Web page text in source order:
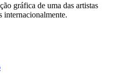
gráfica de uma das artistas
internacionalmente.